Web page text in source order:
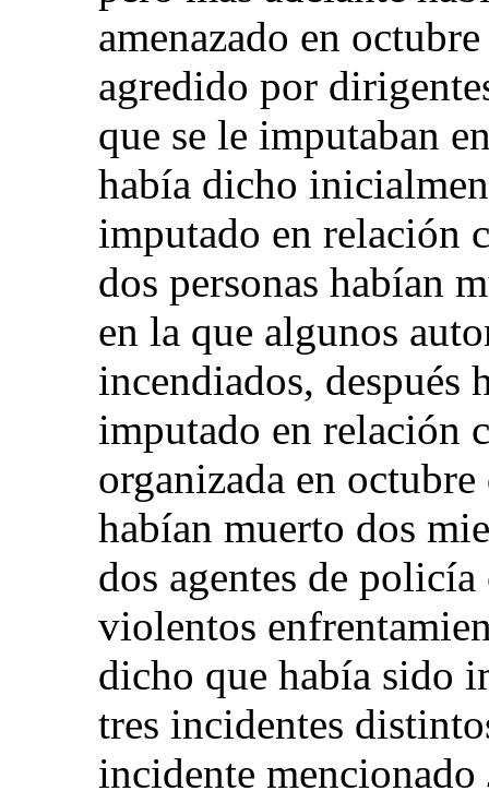
amenazado en
agredido por
que se le imputaban
había dicho
imputado en relación
dos personas habían
en la que algunos
incendiados, después
imputado en relación
organizada en
habían muerto dos
dos agentes de
violentos
dicho que había sido
tres incidentes
incidente mencionado